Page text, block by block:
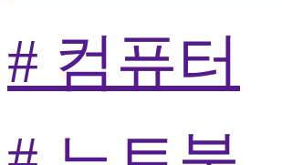
# 컴퓨터